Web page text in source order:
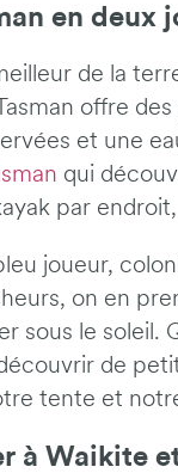
en deux
de la
offre
et une
qui
par
joueur,
on en
sous le soleil.
de
tente et
à Waikite